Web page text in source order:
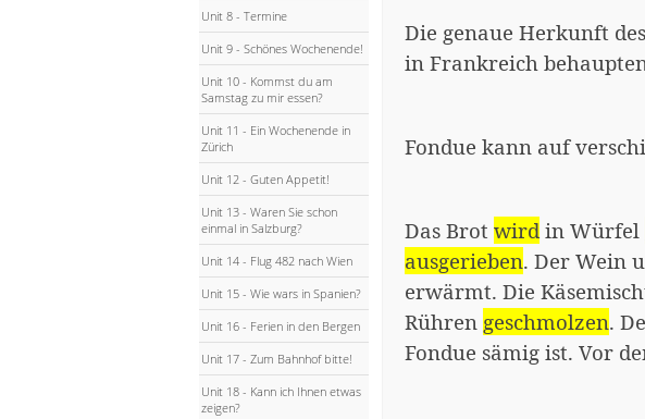
Unit 8 - Termine
Unit 9 - Schönes Wochenende!
Unit 10 - Kommst du am
Samstag zu mir essen?
Unit 11 - Ein Wochenende in
Zürich
Unit 12 - Guten Appetit!
Unit 13 - Waren Sie schon
einmal in Salzburg?
Unit 14 - Flug 482 nach Wien
Unit 15 - Wie wars in Spanien?
Unit 16 - Ferien in den Bergen
Unit 17 - Zum Bahnhof bitte!
Unit 18 - Kann ich Ihnen etwas
zeigen?
Die genaue Herkunft
in Frankreich
Fondue kann auf
Das Brot wird in Würfel
ausgerieben. Der Wein
erwärmt. Die
Rühren geschmolzen.
Fondue sämig ist. Vor